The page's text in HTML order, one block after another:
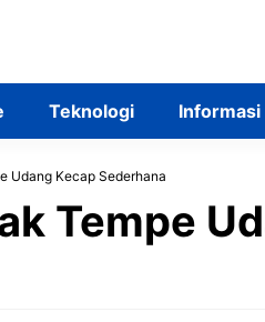
Teknologi Informasi
Udang Kecap Sederhana
Tempe